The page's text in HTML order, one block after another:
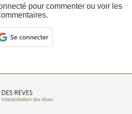
pour commenter ou voir les